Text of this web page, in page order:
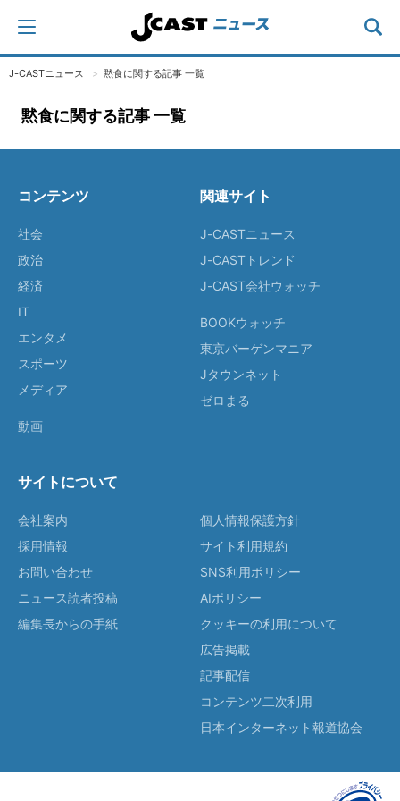
J-CASTニュース 黙食に関する記事 一覧
黙食に関する記事 一覧
コンテンツ
社会
政治
経済
IT
エンタメ
スポーツ
メディア
動画
関連サイト
J-CASTニュース
J-CASTトレンド
J-CAST会社ウォッチ
BOOKウォッチ
東京バーゲンマニア
Jタウンネット
ゼロまる
サイトについて
会社案内
採用情報
お問い合わせ
ニュース読者投稿
編集長からの手紙
個人情報保護方針
サイト利用規約
SNS利用ポリシー
AIポリシー
クッキーの利用について
広告掲載
記事配信
コンテンツ二次利用
日本インターネット報道協会